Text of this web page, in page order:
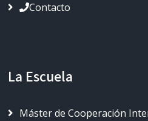
Contacto
La Escuela
Máster de Cooperación